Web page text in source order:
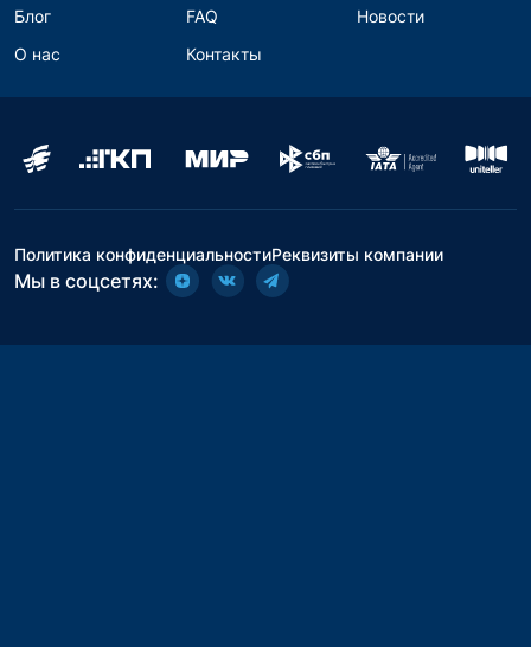
Блог FAQ
Новости
О нас
Контакты
Политика конфиденциальностиРеквизиты компании
Мы в соцсетях: